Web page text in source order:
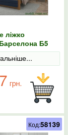
ліжко
Б5
Аляска 97
грн.
Код:58139